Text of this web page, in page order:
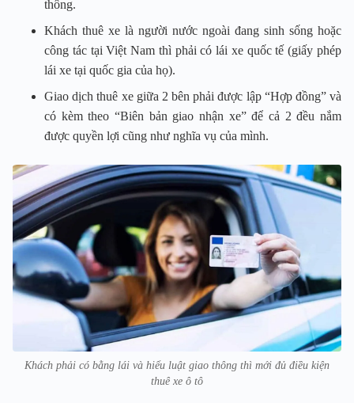
thông.
Khách thuê xe là người nước ngoài đang sinh sống hoặc
công tác tại Việt Nam thì phải có lái xe quốc tế (giấy phép
lái xe tại quốc gia của họ).
Giao dịch thuê xe giữa 2 bên phải được lập “Hợp đồng” và
có kèm theo “Biên bản giao nhận xe” để cả 2 đều nắm
được quyền lợi cũng như nghĩa vụ của mình.
Khách phải có bằng lái và hiểu luật giao thông thì mới đủ điều kiện
thuê xe ô tô